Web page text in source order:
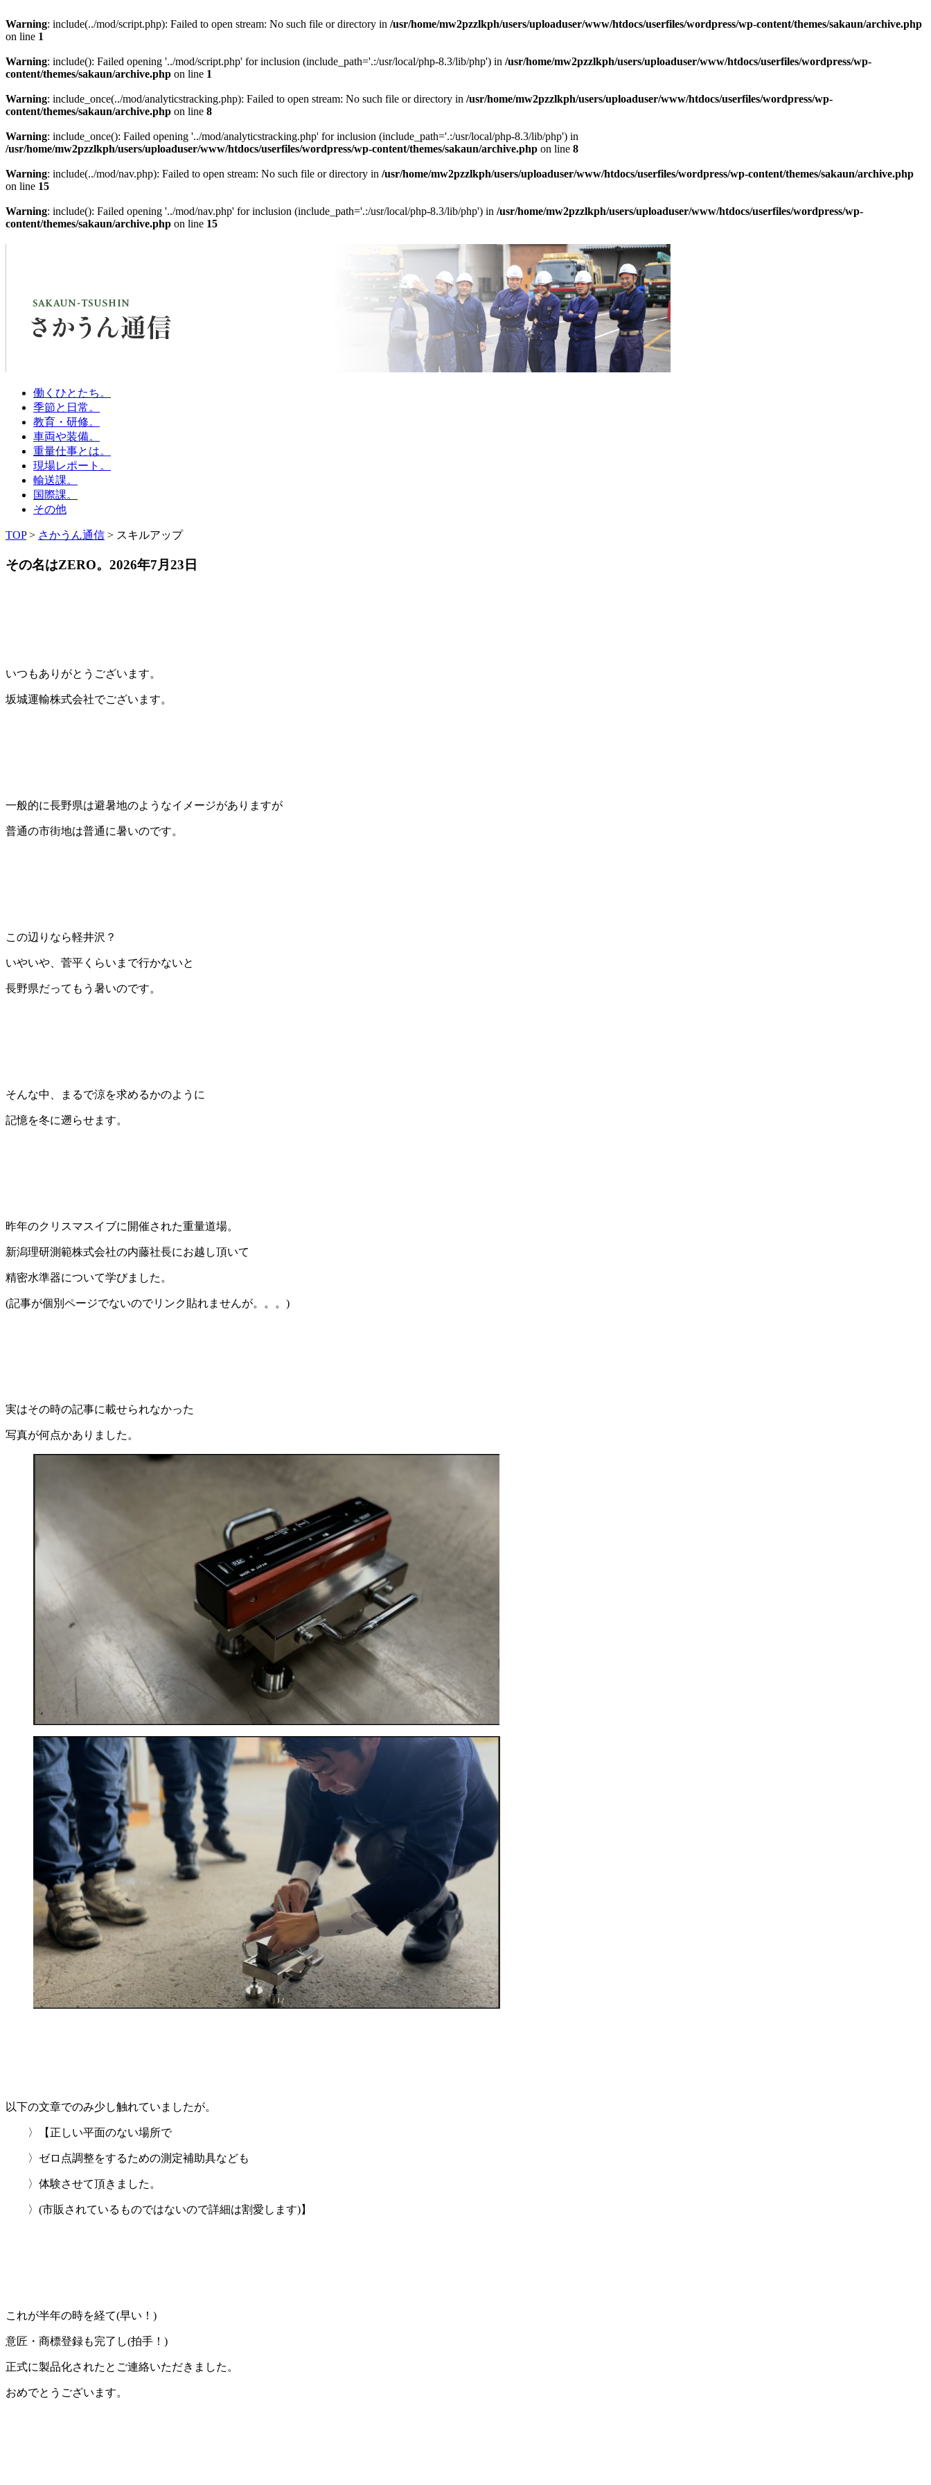
Warning: include(../mod/script.php): Failed to open stream: No such file or directory in /usr/home/mw2pzzlkph/users/uploaduser/www/htdocs/userfiles/wordpress/wp-content/themes/sakaun/archive.php
on line 1
Warning: include(): Failed opening '../mod/script.php' for inclusion (include_path='.:/usr/local/php-8.3/lib/php') in /usr/home/mw2pzzlkph/users/uploaduser/www/htdocs/userfiles/wordpress/wp-
content/themes/sakaun/archive.php on line 1
Warning: include_once(../mod/analyticstracking.php): Failed to open stream: No such file or directory in /usr/home/mw2pzzlkph/users/uploaduser/www/htdocs/userfiles/wordpress/wp-
content/themes/sakaun/archive.php on line 8
Warning: include_once(): Failed opening '../mod/analyticstracking.php' for inclusion (include_path='.:/usr/local/php-8.3/lib/php') in
/usr/home/mw2pzzlkph/users/uploaduser/www/htdocs/userfiles/wordpress/wp-content/themes/sakaun/archive.php on line 8
Warning: include(../mod/nav.php): Failed to open stream: No such file or directory in /usr/home/mw2pzzlkph/users/uploaduser/www/htdocs/userfiles/wordpress/wp-content/themes/sakaun/archive.php
on line 15
Warning: include(): Failed opening '../mod/nav.php' for inclusion (include_path='.:/usr/local/php-8.3/lib/php') in /usr/home/mw2pzzlkph/users/uploaduser/www/htdocs/userfiles/wordpress/wp-
content/themes/sakaun/archive.php on line 15
働くひとたち。
季節と日常。
教育・研修。
車両や装備。
重量仕事とは。
現場レポート。
輸送課。
国際課。
その他
TOP> さかうん通信 > スキルアップ
その名はZERO。 2026年7月23日
いつもありがとうございます。
坂城運輸株式会社でございます。
一般的に長野県は避暑地のようなイメージがありますが
普通の市街地は普通に暑いのです。
この辺りなら軽井沢？
いやいや、菅平くらいまで行かないと
長野県だってもう暑いのです。
そんな中、まるで涼を求めるかのように
記憶を冬に遡らせます。
昨年のクリスマスイブに開催された重量道場。
新潟理研測範株式会社の内藤社長にお越し頂いて
精密水準器について学びました。
(記事が個別ページでないのでリンク貼れませんが。。。)
実はその時の記事に載せられなかった
写真が何点かありました。
以下の文章でのみ少し触れていましたが。
〉【正しい平面のない場所で
〉ゼロ点調整をするための測定補助具なども
〉体験させて頂きました。
〉(市販されているものではないので詳細は割愛します)】
これが半年の時を経て(早い！)
意匠・商標登録も完了し(拍手！)
正式に製品化されたとご連絡いただきました。
おめでとうございます。